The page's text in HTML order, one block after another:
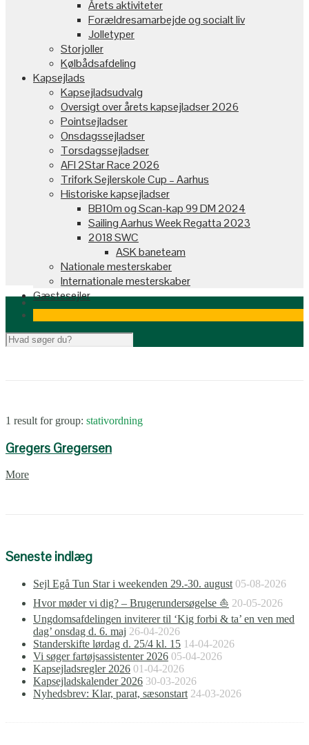
Årets aktiviteter
Forældresamarbejde og socialt liv
Jolletyper
Storjoller
Kølbådsafdeling
Kapsejlads
Kapsejladsudvalg
Oversigt over årets kapsejladser 2026
Pointsejladser
Onsdagssejladser
Torsdagssejladser
AFI 2Star Race 2026
Trifork Sejlerskole Cup – Aarhus
Historiske kapsejladser
BB10m og Scan-kap 99 DM 2024
Sailing Aarhus Week Regatta 2023
2018 SWC
ASK baneteam
Nationale mesterskaber
Internationale mesterskaber
Gæstesejler
1 result for group: stativordning
Gregers Gregersen
More
Seneste indlæg
Sejl Egå Tun Star i weekenden 29.-30. august 05-08-2026
Hvor møder vi dig? – Brugerundersøgelse ⛵ 20-05-2026
Ungdomsafdelingen inviterer til ‘Kig forbi & ta’ en ven med
dag’ onsdag d. 6. maj 26-04-2026
Standerskifte lørdag d. 25/4 kl. 15 14-04-2026
Vi søger fartøjsassistenter 2026 05-04-2026
Kapsejladsregler 2026 01-04-2026
Kapsejladskalender 2026 30-03-2026
Nyhedsbrev: Klar, parat, sæsonstart 24-03-2026